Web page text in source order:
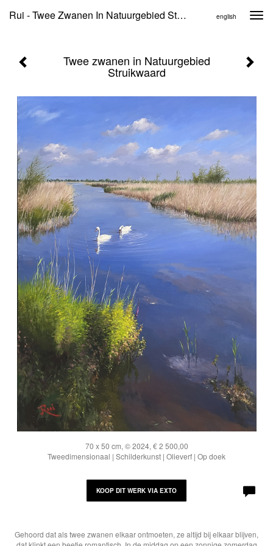
Rui - Twee Zwanen In Natuurgebied Struikwaard english
Twee zwanen in Natuurgebied
Struikwaard
70 x 50 cm, © 2024, € 2 500,00
Tweedimensionaal | Schilderkunst | Olieverf | Op doek
KOOP DIT WERK VIA EXTO
Gehoord dat als twee zwanen elkaar ontmoeten, ze altijd bij elkaar blijven,